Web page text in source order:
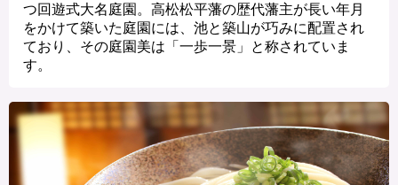
つ回遊式大名庭園。高松松平藩の歴代藩主が長い年月
をかけて築いた庭園には、池と築山が巧みに配置され
ており、その庭園美は「一歩一景」と称されていま
す。